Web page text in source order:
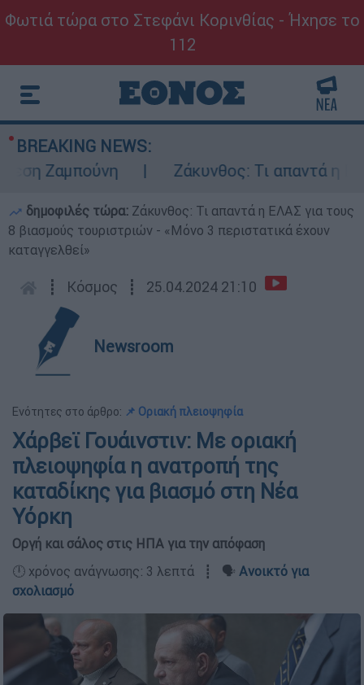
Φωτιά τώρα στο Στεφάνι Κορινθίας - Ήχησε το
112
BREAKING NEWS:
Ζαμπούνη
Ζάκυνθος: Τι απαντά η ΕΛΑΣ
δημοφιλές τώρα: Ζάκυνθος: Τι απαντά η ΕΛΑΣ για τους
8 βιασμούς τουριστριών - «Μόνο 3 περιστατικά έχουν
καταγγελθεί»
┋ Κόσμος ┋ 25.04.2024 21:10
Newsroom
Ενότητες στο άρθρο: 📌 Οριακή πλειοψηφία
Χάρβεϊ Γουάινστιν: Με οριακή
πλειοψηφία η ανατροπή της
καταδίκης για βιασμό στη Νέα
Υόρκη
Οργή και σάλος στις ΗΠΑ για την απόφαση
🕛 χρόνος ανάγνωσης: 3 λεπτά ┋ 🗣️ Ανοικτό για
σχολιασμό